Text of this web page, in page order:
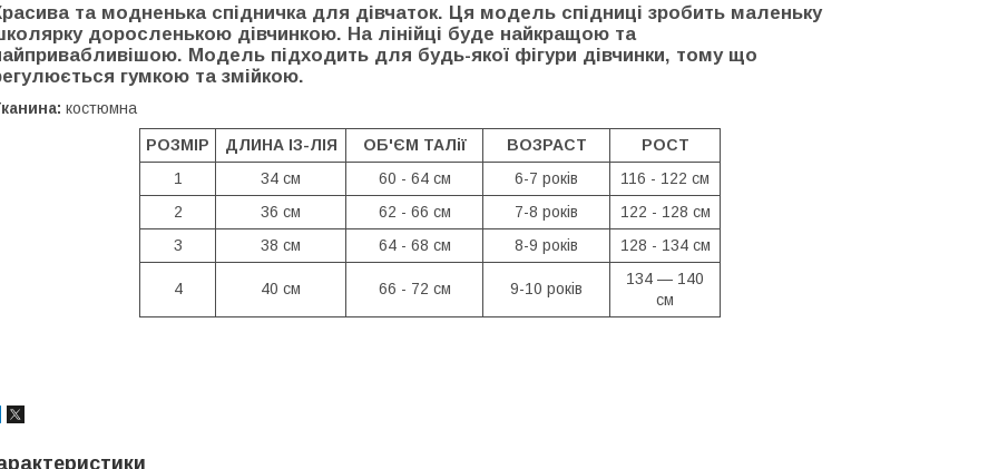
та модненька спідничка для дівчаток. Ця модель спідниці зробить маленьку
доросленькою дівчинкою. На лінійці буде найкращою та
Модель підходить для будь-якої фігури дівчинки, тому що
гумкою та змійкою.
костюмна
РОЗМІР ДЛИНА ІЗ-ЛІЯ ОБ'ЄМ ТАЛії ВОЗРАСТ
РОСТ
1
34 см 60 - 64 см 6-7 років
116 - 122 см
2
36 см 62 - 66 см 7-8 років
122 - 128 см
3
38 см 64 - 68 см 8-9 років 128 - 134 см
4 40 см 66 - 72 см 9-10 років
134 — 140
см